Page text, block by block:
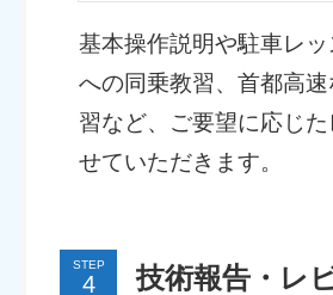
基本操作説明や駐車レ
への同乗教習、首都高
習など、ご要望に応じた
せていただきます。
STEP 技術報告・レ